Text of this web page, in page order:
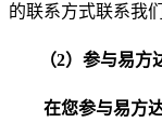
的联系方式联系我们
（2） 参与易方
在您参与易方